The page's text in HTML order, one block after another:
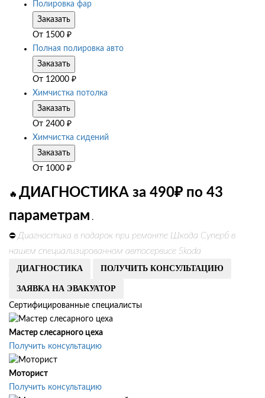
Полировка фар
Заказать
От 1500 ₽
Полная полировка авто
Заказать
От 12000 ₽
Химчистка потолка
Заказать
От 2400 ₽
Химчистка сидений
Заказать
От 1000 ₽
🔥 ДИАГНОСТИКА за 490₽ по 43
параметрам .
⛔ Диагностика в подарок при ремонте Шкода Суперб в
нашем специализированном автосервисе Skoda
ДИАГНОСТИКА ПОЛУЧИТЬ КОНСУЛЬТАЦИЮ
ЗАЯВКА НА ЭВАКУАТОР
Сертифицированные специалисты
Мастер слесарного цеха
Получить консультацию
Моторист
Получить консультацию